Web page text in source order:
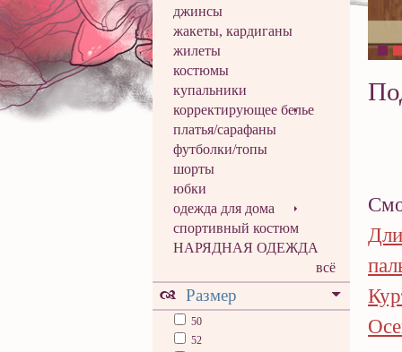
джинсы
жакеты, кардиганы
жилеты
костюмы
купальники
корректирующее белье
платья/сарафаны
футболки/топы
шорты
юбки
одежда для дома
спортивный костюм
НАРЯДНАЯ ОДЕЖДА
всё
Размер
50
52